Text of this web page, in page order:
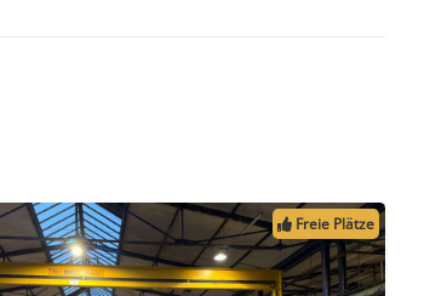
Freie Plätze